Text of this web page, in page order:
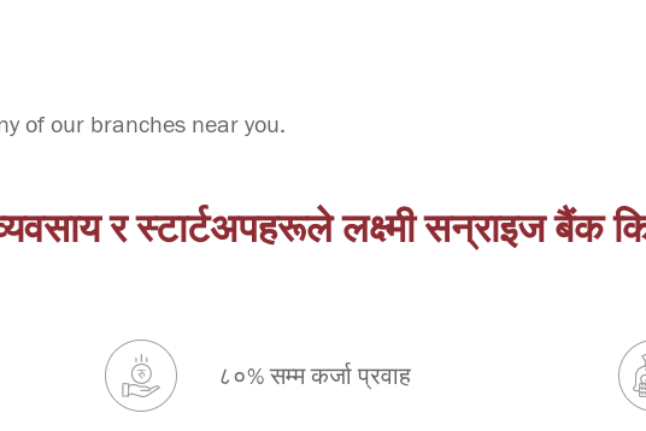
of our branches near you.
र स्टार्टअपहरूले लक्ष्मी सन्‌राइज बैंक
८०% सम्म कर्जा प्रवाह